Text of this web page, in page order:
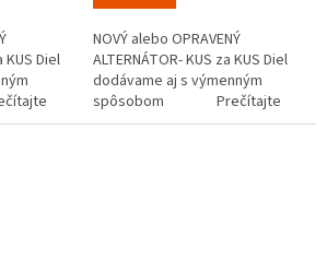
KUS Diel
NOVÝ alebo OPRAVENÝ
ALTERNÁTOR- KUS za KUS Diel
dodávame aj s výmenným
spôsobom Prečítajte
si ako funguje...